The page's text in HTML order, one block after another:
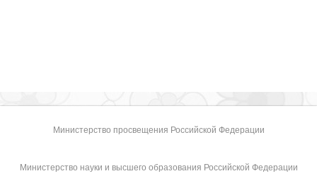
Министерство просвещения Российской Федерации
Министерство науки и высшего образования Российской Федерации